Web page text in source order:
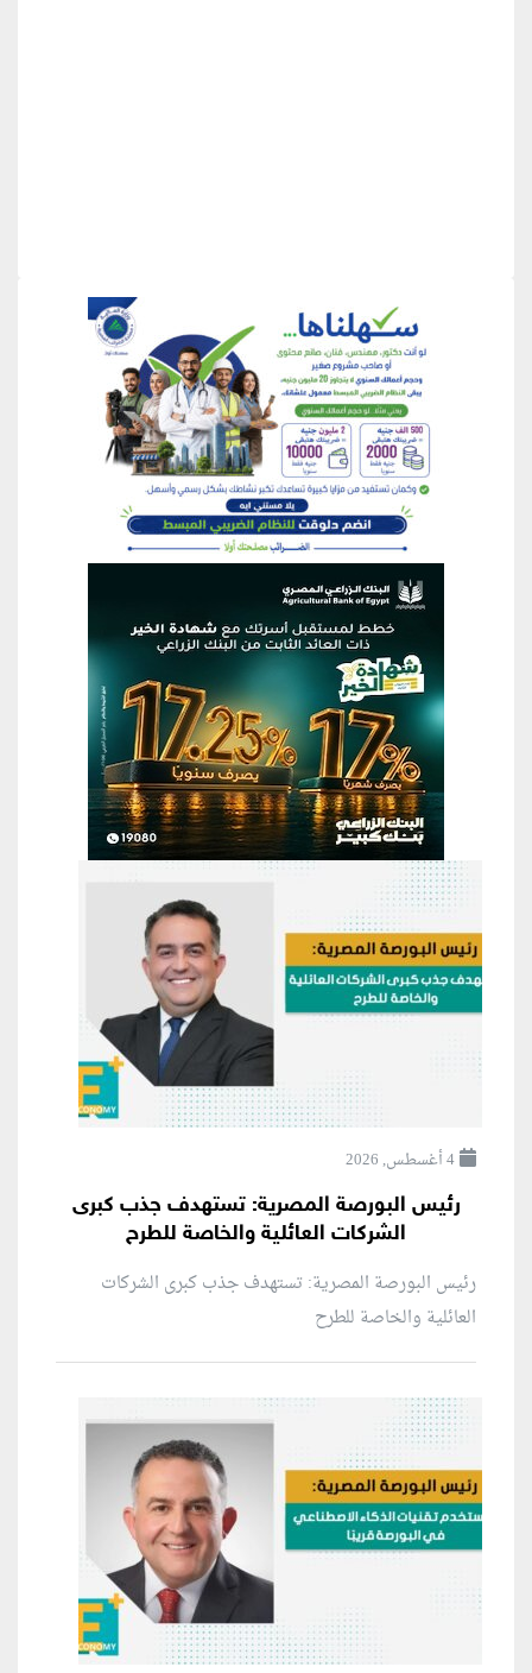
منطقة إعلانية
منطقة إعلانية
4 أغسطس, 2026
رئيس البورصة المصرية: تستهدف جذب كبرى
الشركات العائلية والخاصة للطرح
رئيس البورصة المصرية: تستهدف جذب كبرى الشركات
العائلية والخاصة للطرح